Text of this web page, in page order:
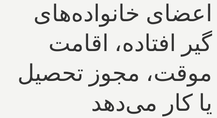
اعضای خانواده‌های
گیر افتاده، اقامت
موقت، مجوز تحصیل
یا کار می‌دهد